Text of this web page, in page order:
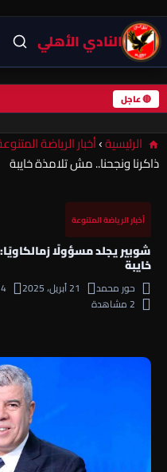
النادي الأهلي
🔴 عاجل
الرئيسية›أخبار الرياضة
ذاكرنا ونجحنا.. مش تلامذة خايبة
أخبار الرياضة المتنوعة
شوبير يجلد مسؤولًا
خايبة
حور محمد 21 أبريل، 2025 14
2 مشاهدة